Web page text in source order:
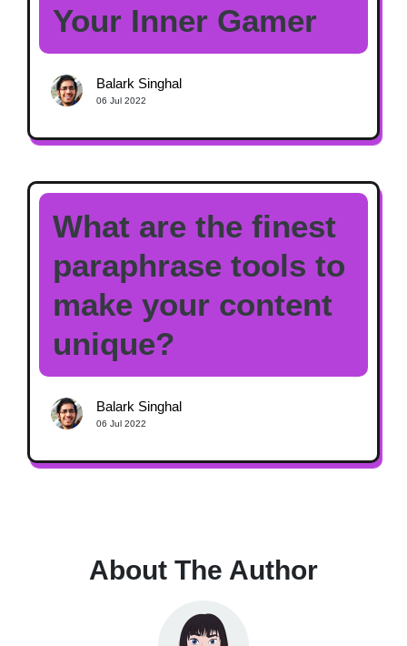
Your Inner Gamer
Balark Singhal
06 Jul 2022
What are the finest
paraphrase tools to
make your content
unique?
Balark Singhal
06 Jul 2022
About The Author